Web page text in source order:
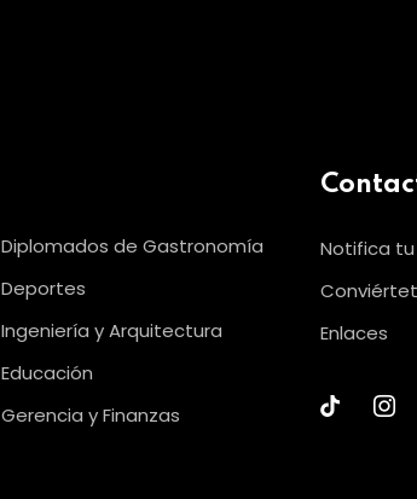
Diplomados de Gastronomía
Deportes
Ingeniería y Arquitectura
Educación
Gerencia y Finanzas
Notifica
Enlaces